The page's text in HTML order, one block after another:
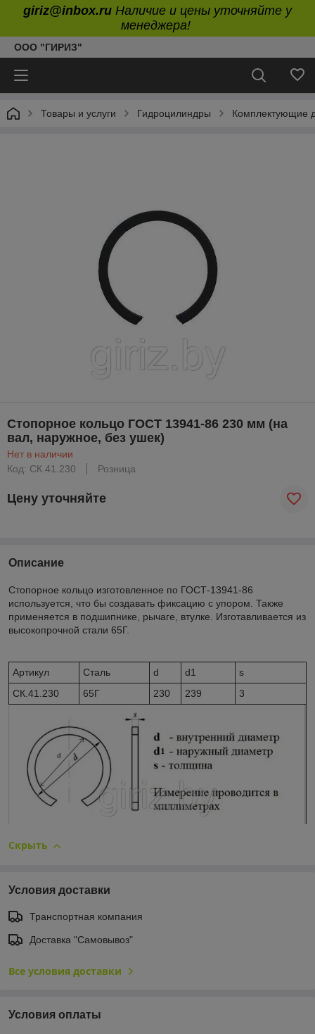
giriz@inbox.ru Наличие и цены уточняйте у
менеджера!
ООО "ГИРИЗ"
Товары и услуги Гидроцилиндры Комплектующие
Стопорное кольцо ГОСТ 13941-86 230 мм (на
вал, наружное, без ушек)
Нет в наличии
Код: CК.41.230
Розница
Цену уточняйте
Описание
Стопорное кольцо изготовленное по ГОСТ-13941-86
используется, что бы создавать фиксацию с упором. Также
применяется в подшипнике, рычаге, втулке. Изготавливается из
высокопрочной стали 65Г.
Артикул Сталь d d1
s
CК.41.230
65Г 230 239 3
Скрыть
Условия доставки
Транспортная компания
Доставка "Самовывоз"
Все условия доставки
Условия оплаты